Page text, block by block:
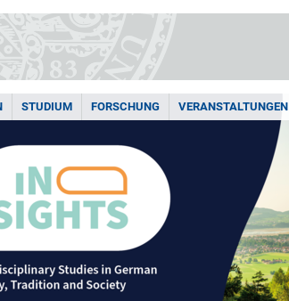
STUDIUM FORSCHUNG VERANSTALTUNGEN